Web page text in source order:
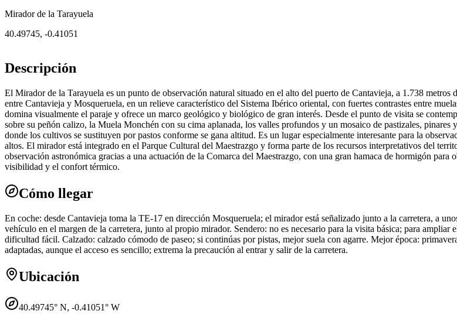
Mirador de la Tarayuela
40.49745, -0.41051
Descripción
El Mirador de la Tarayuela es un punto de observación natural situado en el alto del puerto de Cantavieja, a 1.738
entre Cantavieja y Mosqueruela, en un relieve característico del Sistema Ibérico oriental, con fuertes contrastes entre
domina visualmente el paraje y ofrece un marco geológico y biológico de gran interés. Desde el punto de visita se
sobre su peñón calizo, la Muela Monchén con su cima aplanada, los valles profundos y un mosaico de pastizales,
donde los cultivos se sustituyen por pastos conforme se gana altitud. Es un lugar especialmente interesante para la
altos. El mirador está integrado en el Parque Cultural del Maestrazgo y forma parte de los recursos interpretativos del
observación astronómica gracias a una actuación de la Comarca del Maestrazgo, con una gran hamaca de hormigón
visibilidad y el confort térmico.
Cómo llegar
En coche: desde Cantavieja toma la TE-17 en dirección Mosqueruela; el mirador está señalizado junto a la carretera, a
vehículo en el margen de la carretera, junto al propio mirador. Sendero: no es necesario para la visita básica; para
dificultad fácil. Calzado: calzado cómodo de paseo; si continúas por pistas, mejor suela con agarre. Mejor época:
adaptadas, aunque el acceso es sencillo; extrema la precaución al entrar y salir de la carretera.
Ubicación
40.49745° N, -0.41051° W